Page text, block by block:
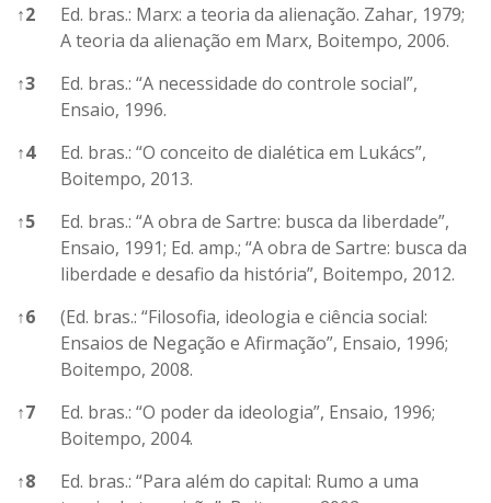
↑2
Ed. bras.: Marx: a teoria da alienação. Zahar, 1979;
A teoria da alienação em Marx, Boitempo, 2006.
↑3
Ed. bras.: “A necessidade do controle social”,
Ensaio, 1996.
↑4
Ed. bras.: “O conceito de dialética em Lukács”,
Boitempo, 2013.
↑5
Ed. bras.: “A obra de Sartre: busca da liberdade”,
Ensaio, 1991; Ed. amp.; “A obra de Sartre: busca da
liberdade e desafio da história”, Boitempo, 2012.
↑6
(Ed. bras.: “Filosofia, ideologia e ciência social:
Ensaios de Negação e Afirmação”, Ensaio, 1996;
Boitempo, 2008.
↑7
Ed. bras.: “O poder da ideologia”, Ensaio, 1996;
Boitempo, 2004.
↑8
Ed. bras.: “Para além do capital: Rumo a uma